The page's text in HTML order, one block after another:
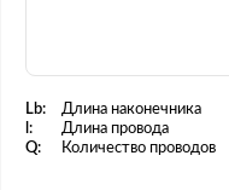
Lb: Длина наконечника
l:
Длина провода
Q:
Количество проводов